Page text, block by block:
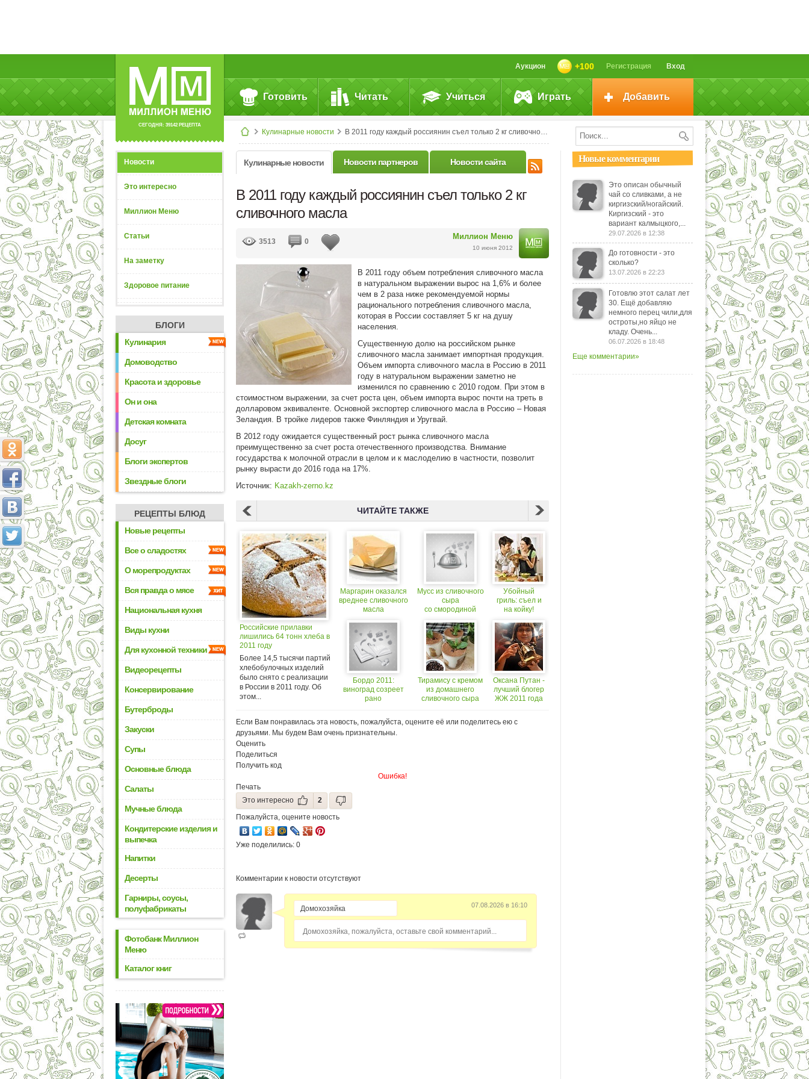
СЕГОДНЯ: 39142 РЕЦЕПТА
Вход
Регистрация
+100
Аукцион
Готовить Читать Учиться Играть Добавить
Кулинарные новости В 2011 году каждый россиянин съел только 2 кг сливочного масла
Новости
Это интересно
Миллион Меню
Статьи
На заметку
Здоровое питание
БЛОГИ
Кулинария
Домоводство
Красота и здоровье
Он и она
Детская комната
Досуг
Блоги экспертов
Звездные блоги
РЕЦЕПТЫ БЛЮД
Новые рецепты
Все о сладостях
О морепродуктах
Вся правда о мясе
Национальная кухня
Виды кухни
Для кухонной техники
Видеорецепты
Консервирование
Бутерброды
Закуски
Супы
Основные блюда
Салаты
Мучные блюда
Кондитерские изделия и
выпечка
Напитки
Десерты
Гарниры, соусы,
полуфабрикаты
Фотобанк Миллион
Меню
Каталог книг
Кулинарные новости Новости партнеров Новости сайта
В 2011 году каждый россиянин съел только 2 кг
сливочного масла
Миллион Меню
10 июня 2012
3513 0
В 2011 году объем потребления сливочного масла
в натуральном выражении вырос на 1,6% и более
чем в 2 раза ниже рекомендуемой нормы
рационального потребления сливочного масла,
которая в России составляет 5 кг на душу
населения.
Существенную долю на российском рынке
сливочного масла занимает импортная продукция.
Объем импорта сливочного масла в Россию в 2011
году в натуральном выражении заметно не
изменился по сравнению с 2010 годом. При этом в
стоимостном выражении, за счет роста цен, объем импорта вырос почти на треть в
долларовом эквиваленте. Основной экспортер сливочного масла в Россию – Новая
Зеландия. В тройке лидеров также Финляндия и Уругвай.
В 2012 году ожидается существенный рост рынка сливочного масла
преимущественно за счет роста отечественного производства. Внимание
государства к молочной отрасли в целом и к маслоделию в частности, позволит
рынку вырасти до 2016 года на 17%.
Источник: Kazakh-zerno.kz
ЧИТАЙТЕ ТАКЖЕ
Российские прилавки
лишились 64 тонн хлеба в
2011 году
Более 14,5 тысячи партий
хлебобулочных изделий
было снято с реализации
в России в 2011 году. Об
этом...
Маргарин оказался
вреднее сливочного
масла
Бордо 2011:
виноград созреет
рано
Мусс из сливочного
сыра
со смородиной
Тирамису с кремом
из домашнего
сливочного сыра
Убойный
гриль: съел и
на койку!
Оксана Путан -
лучший блогер
ЖЖ 2011 года
страничка»
Если Вам понравилась эта новость, пожалуйста, оцените её или поделитесь ею с
друзьями. Мы будем Вам очень признательны.
Оценить
Поделиться
Получить код
Ошибка!
Печать
Это интересно
2
Пожалуйста, оцените новость
Уже поделились: 0
Комментарии к новости отсутствуют
07.08.2026 в 16:10
Домохозяйка, пожалуйста, оставьте свой комментарий...
Новые комментарии
Это описан обычный
чай со сливками, а не
киргизский/ногайский.
Киргизский - это
вариант калмыцкого,...
29.07.2026 в 12:38
До готовности - это
сколько?
13.07.2026 в 22:23
Готовлю этот салат лет
30. Ещё добавляю
немного перец чили,для
остроты,но яйцо не
кладу. Очень...
06.07.2026 в 18:48
Еще комментарии»